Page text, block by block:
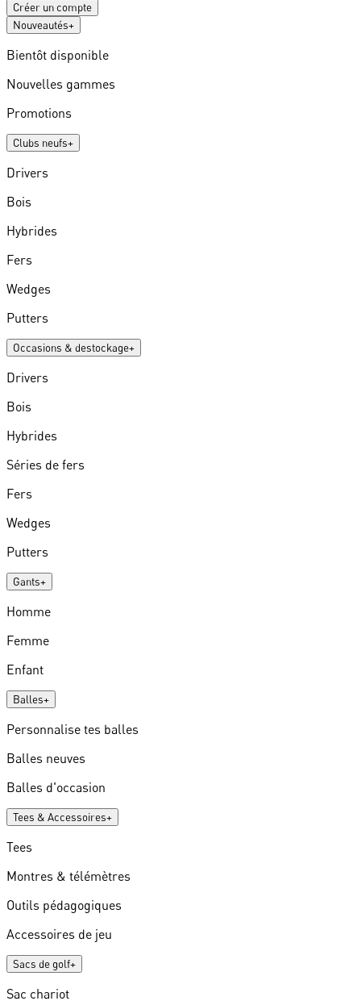
Créer un compte
Nouveautés+
Bientôt disponible
Nouvelles gammes
Promotions
Clubs neufs+
Drivers
Bois
Hybrides
Fers
Wedges
Putters
Occasions & destockage+
Drivers
Bois
Hybrides
Séries de fers
Fers
Wedges
Putters
Gants+
Homme
Femme
Enfant
Balles+
Personnalise tes balles
Balles neuves
Balles d'occasion
Tees & Accessoires+
Tees
Montres & télémètres
Outils pédagogiques
Accessoires de jeu
Sacs de golf+
Sac chariot